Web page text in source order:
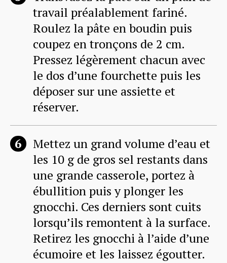
travail préalablement fariné.
Roulez la pâte en boudin puis
coupez en tronçons de 2 cm.
Pressez légèrement chacun avec
le dos d’une fourchette puis les
déposer sur une assiette et
réserver.
Mettez un grand volume d’eau et
les 10 g de gros sel restants dans
une grande casserole, portez à
ébullition puis y plonger les
gnocchi. Ces derniers sont cuits
lorsqu’ils remontent à la surface.
Retirez les gnocchi à l’aide d’une
écumoire et les laissez égoutter.